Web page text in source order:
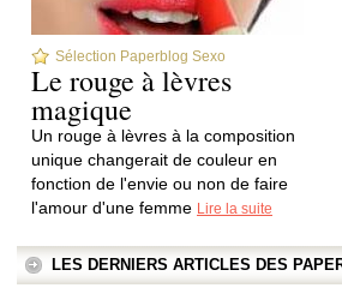
Sélection Paperblog Sexo
Le rouge à lèvres
magique
Un rouge à lèvres à la composition
unique changerait de couleur en
fonction de l'envie ou non de faire
l'amour d'une femme Lire la suite
LES DERNIERS ARTICLES DES